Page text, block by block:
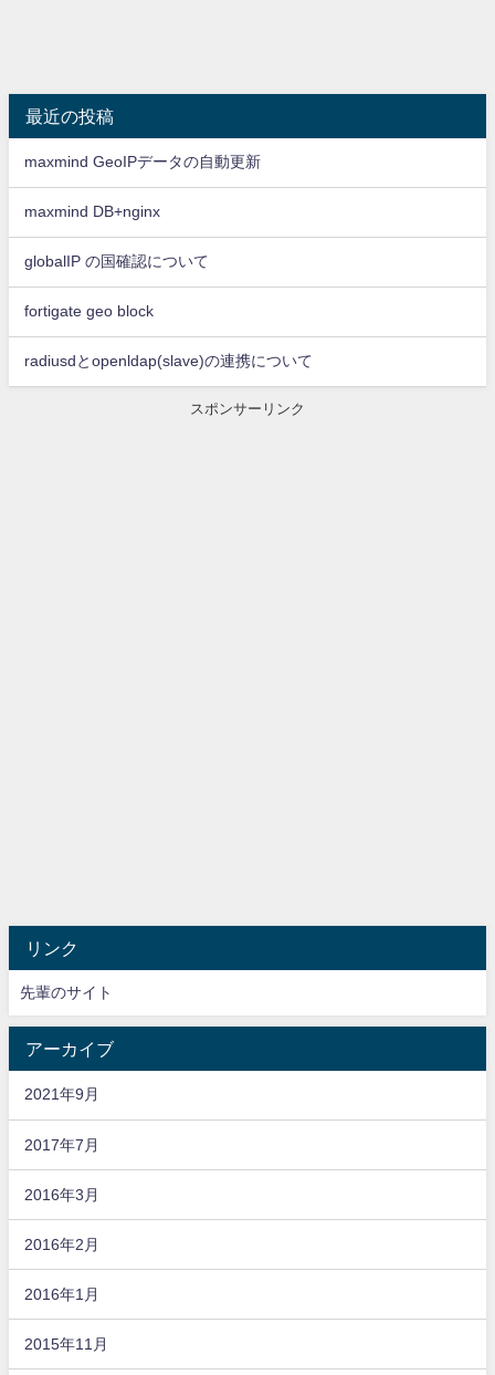
最近の投稿
maxmind GeoIPデータの自動更新
maxmind DB+nginx
globalIP の国確認について
fortigate geo block
radiusdとopenldap(slave)の連携について
スポンサーリンク
リンク
先輩のサイト
アーカイブ
2021年9月
2017年7月
2016年3月
2016年2月
2016年1月
2015年11月